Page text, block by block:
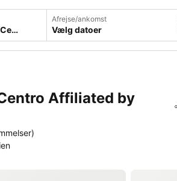
Afrejse/ankomst
Vælg datoer
Affiliated by
)